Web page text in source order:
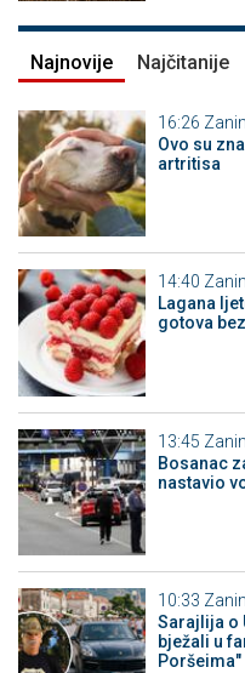
Najnovije Najčitanije
16:26
Ovo su
artritisa
14:40
Lagana
gotova
13:45
Bosanac
nastavio
10:33
Sarajlija o
bježali u
Poršeima"